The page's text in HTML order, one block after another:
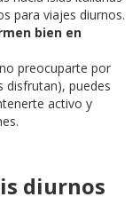
para viajes diurnos.
bien en
preocuparte por
disfrutan), puedes
activo y
diurnos